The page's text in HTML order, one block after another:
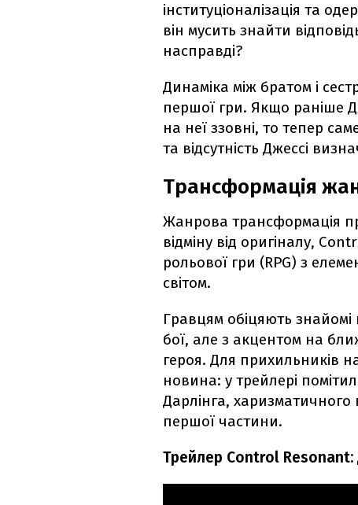
інституціоналізація та
він мусить знайти
насправді?
Динаміка між братом і
першої гри. Якщо раніше
на неї ззовні, то тепер
та відсутність Джессі
Трансформація
Жанрова трансформація
відміну від оригіналу,
рольової гри (RPG) з
світом.
Гравцям обіцяють знайомі
бої, але з акцентом на
героя. Для прихильників
новина: у трейлері
Дарлінга, харизматичного
першої частини.
Трейлер Control Resonant: